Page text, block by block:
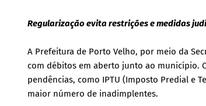
Regularização evita restrições e medidas
A Prefeitura de Porto Velho, por meio da
com débitos em aberto junto ao município.
pendências, como IPTU (Imposto Predial e
maior número de inadimplentes.